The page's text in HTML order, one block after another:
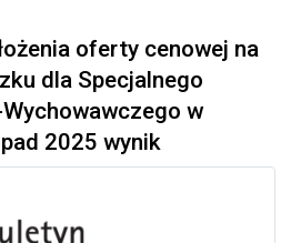
oferty cenowej na
dla Specjalnego
w
2025 wynik